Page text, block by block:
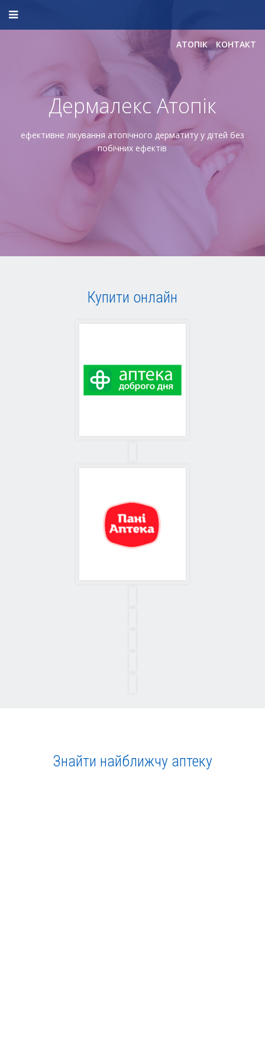
АТОПІК КОНТАКТ
Дермалекс Атопік
ефективне лікування атопічного дерматиту у дітей без
побічних ефектів
Купити онлайн
Знайти найближчу аптеку